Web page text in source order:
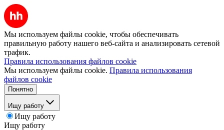
Мы используем файлы cookie, чтобы обеспечивать
правильную работу нашего веб-сайта и анализировать сетевой
трафик.
Правила использования файлов cookie
Мы используем файлы cookie. Правила использования
файлов cookie
Понятно
Ищу работу
Ищу работу
Ищу работу